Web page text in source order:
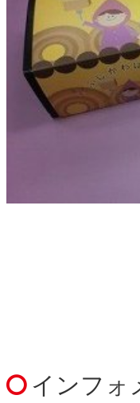
インフォ